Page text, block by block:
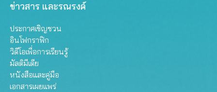
ข่าวสาร และรณรงค์
ประกาศเชิญชวน
อินโฟกราฟิก
วิดีโอเพื่อการเรียนรู้
มัลติมีเดีย
หนังสือและคู่มือ
เอกสารเผยแพร่